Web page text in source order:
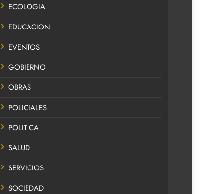
ECOLOGIA
EDUCACION
EVENTOS
GOBIERNO
OBRAS
POLICIALES
POLITICA
SALUD
SERVICIOS
SOCIEDAD